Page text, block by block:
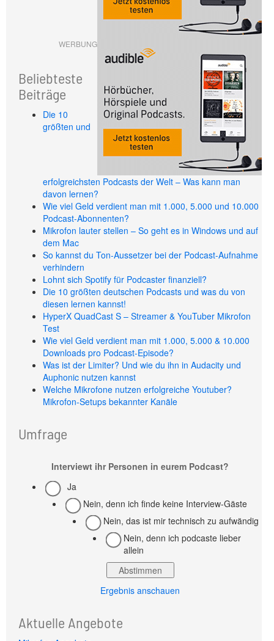
WERBUNG
Beliebteste
Beiträge
Die 10
größten und
erfolgreichsten Podcasts der Welt – Was kann man
davon lernen?
Wie viel Geld verdient man mit 1.000, 5.000 und 10.000
Podcast-Abonnenten?
Mikrofon lauter stellen – So geht es in Windows und auf
dem Mac
So kannst du Ton-Aussetzer bei der Podcast-Aufnahme
verhindern
Lohnt sich Spotify für Podcaster finanziell?
Die 10 größten deutschen Podcasts und was du von
diesen lernen kannst!
HyperX QuadCast S – Streamer & YouTuber Mikrofon
Test
Wie viel Geld verdient man mit 1.000, 5.000 & 10.000
Downloads pro Podcast-Episode?
Was ist der Limiter? Und wie du ihn in Audacity und
Auphonic nutzen kannst
Welche Mikrofone nutzen erfolgreiche Youtuber?
Mikrofon-Setups bekannter Kanäle
Umfrage
Interviewt ihr Personen in eurem Podcast?
Ja
Nein, denn ich finde keine Interview-Gäste
Nein, das ist mir technisch zu aufwändig
Nein, denn ich podcaste lieber
allein
Ergebnis anschauen
Aktuelle Angebote